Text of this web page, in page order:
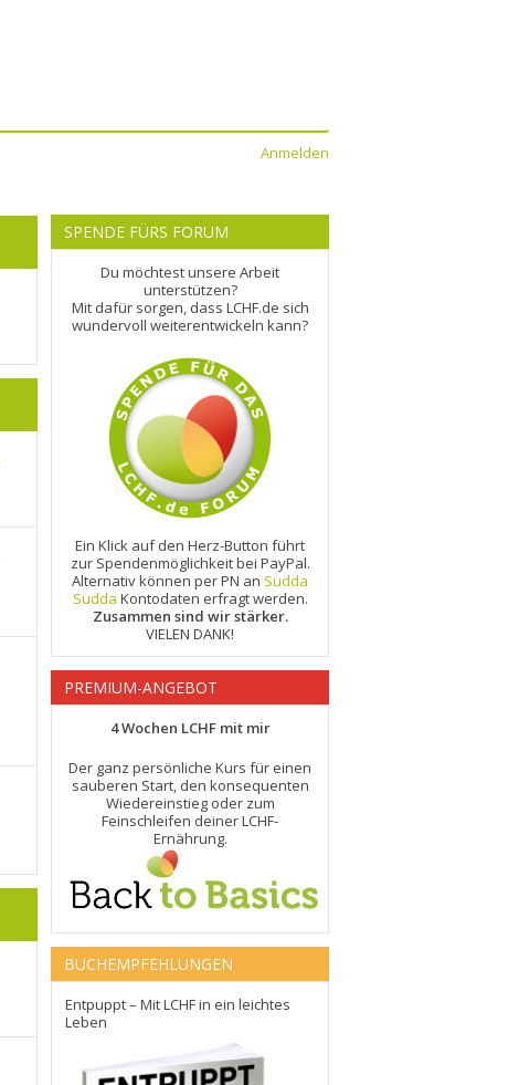
Anmelden
SPENDE FÜRS FORUM
Du möchtest unsere Arbeit
unterstützen?
Mit dafür sorgen, dass LCHF.de sich
wundervoll weiterentwickeln kann?
Ein Klick auf den Herz-Button führt
zur Spendenmöglichkeit bei PayPal.
Alternativ können per PN an Sudda
Sudda Kontodaten erfragt werden.
Zusammen sind wir stärker.
VIELEN DANK!
PREMIUM-ANGEBOT
4 Wochen LCHF mit mir
Der ganz persönliche Kurs für einen
sauberen Start, den konsequenten
Wiedereinstieg oder zum
Feinschleifen deiner LCHF-
Ernährung.
BUCHEMPFEHLUNGEN
Entpuppt – Mit LCHF in ein leichtes
Leben